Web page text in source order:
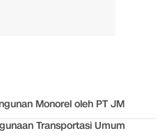
Monorel oleh PT JM
Transportasi Umum